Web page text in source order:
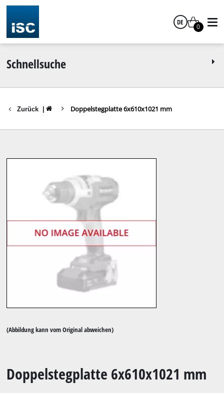
DE
0
Schnellsuche
Zurück Doppelstegplatte 6x610x1021 mm
(Abbildung kann vom Original abweichen)
Doppelstegplatte 6x610x1021 mm